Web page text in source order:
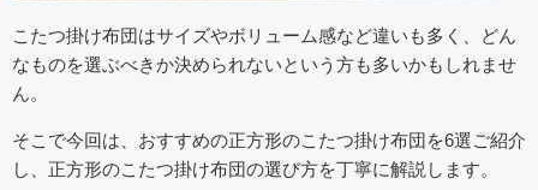
こたつ掛け布団はサイズやボリューム感など違いも多く、どん
なものを選ぶべきか決められないという方も多いかもしれませ
ん。
そこで今回は、おすすめの正方形のこたつ掛け布団を6選ご紹介
し、正方形のこたつ掛け布団の選び方を丁寧に解説します。